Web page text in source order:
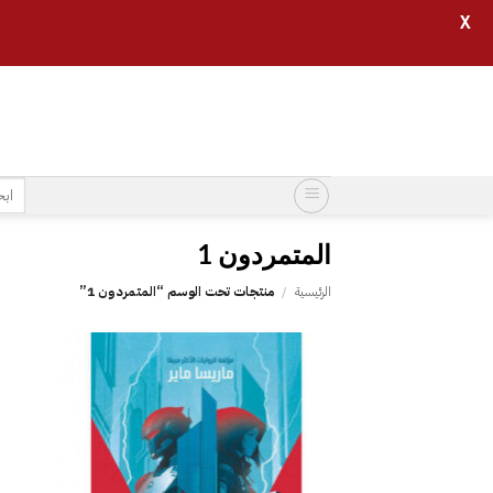
البحث
عن:
الرئيسية / منتجات تحت الوسم “‎المتمردون 1‎”
إلى
قائمة
الرغبات
X